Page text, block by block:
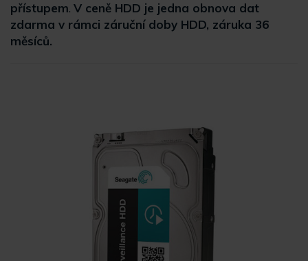
přístupem. V ceně HDD je jedna obnova dat
zdarma v rámci záruční doby HDD, záruka 36
měsíců.